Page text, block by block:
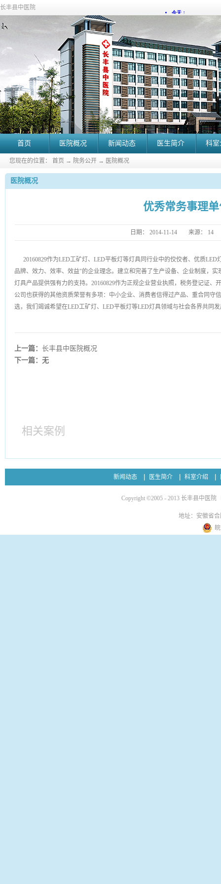
长丰县中医院
首页 医院概况 新闻动态 医生简介 科
您现在的位置： 首页 → 院务公开 → 医院概况
医院概况
优秀常务事理
日期： 2014-11-14 来源： 14
20160829作为LED工矿灯、LED平板灯等灯具同行业中的佼佼者、优质
品牌、效力、效率、效益"的企业理念。建立和完善了生产设备、企业制度，
灯具产品提供强有力的支持。20160829作为正规企业营业执照，税务登记证
公司也获得的其他资质荣誉有多项：中小企业、消费者信得过产品、重合同守
选，我们竭诚希望在LED工矿灯、LED平板灯等LED灯具领域与社会各界共同
上一篇：长丰县中医院概况
下一篇：无
相关案例
新闻动态 医生简介 科室介绍
Copyright ©2005 - 2013 长丰县中医院
地址：安徽省